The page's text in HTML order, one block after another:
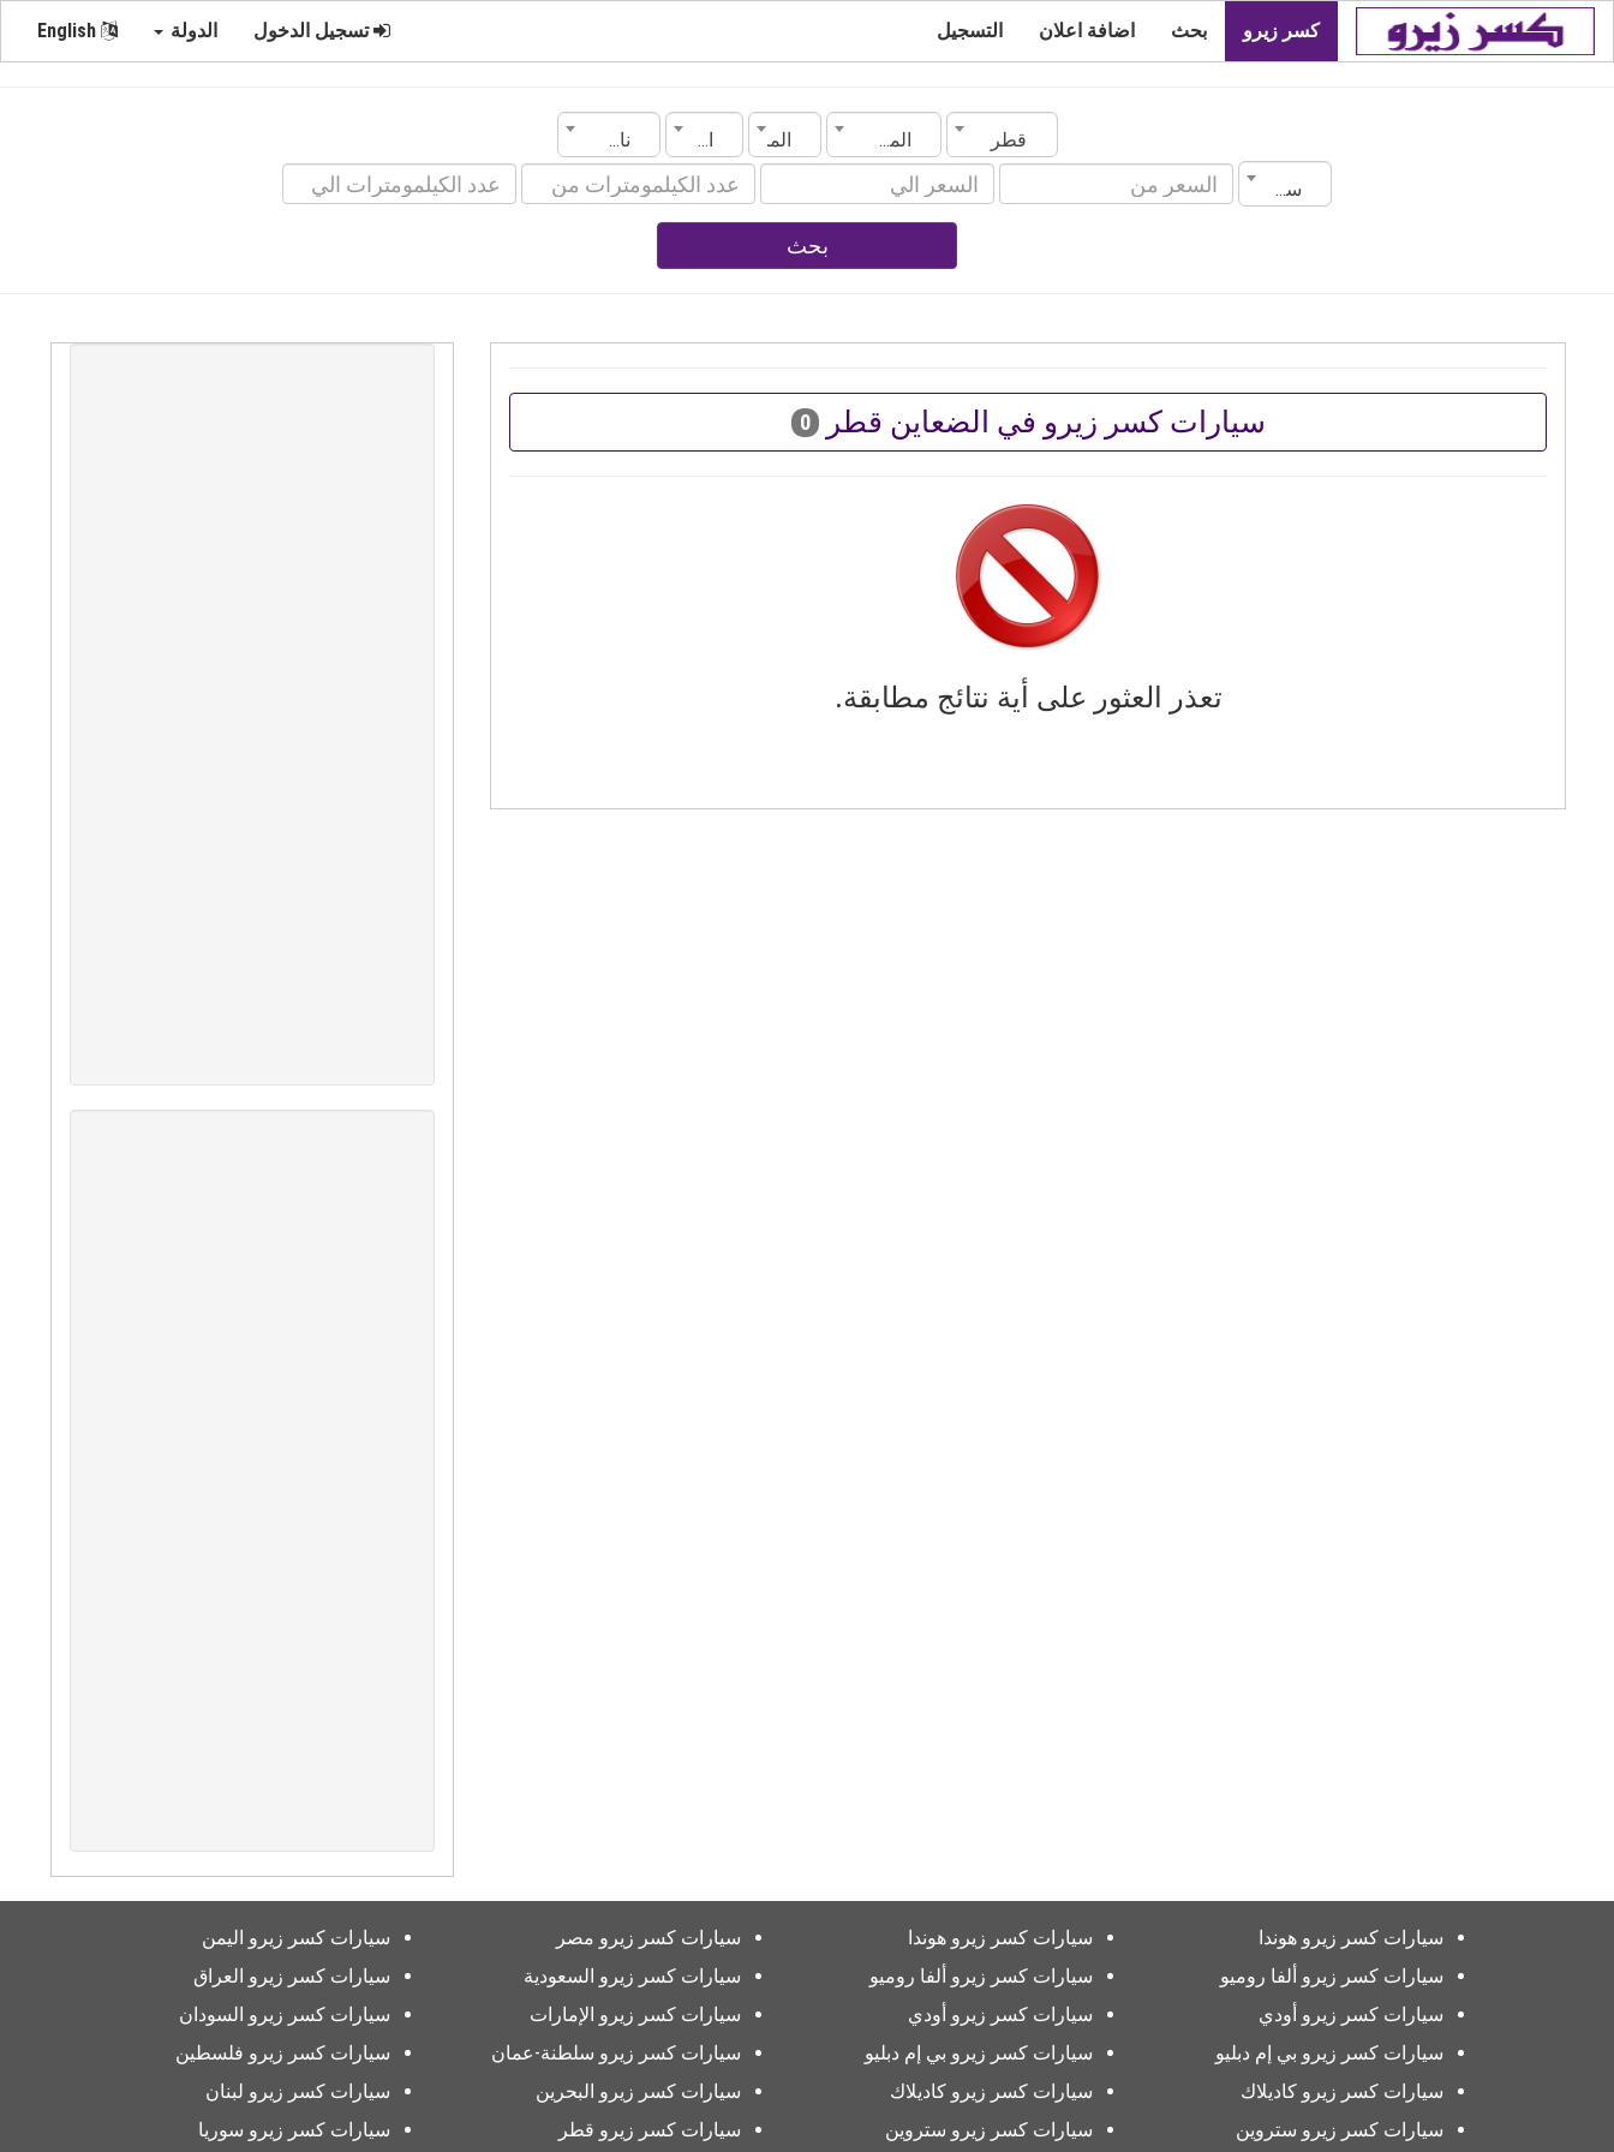
كسر زيرو بحث اضافة اعلان التسجيل تسجيل الدخول الدولة
قطر المدينة الماركة الموديل ناقل الحركة
سنة الصنع
بحث
سيارات كسر زيرو في الضعاين قطر 0
تعذر العثور على أية نتائج مطابقة.
سيارات كسر زيرو هوندا
سيارات كسر زيرو ألفا روميو
سيارات كسر زيرو أودي
سيارات كسر زيرو بي إم دبليو
سيارات كسر زيرو كاديلاك
سيارات كسر زيرو ستروين
سيارات كسر زيرو هوندا
سيارات كسر زيرو ألفا روميو
سيارات كسر زيرو أودي
سيارات كسر زيرو بي إم دبليو
سيارات كسر زيرو كاديلاك
سيارات كسر زيرو ستروين
سيارات كسر زيرو مصر
سيارات كسر زيرو السعودية
سيارات كسر زيرو الإمارات
سيارات كسر زيرو سلطنة-عمان
سيارات كسر زيرو البحرين
سيارات كسر زيرو قطر
سيارات كسر زيرو اليمن
سيارات كسر زيرو العراق
سيارات كسر زيرو السودان
سيارات كسر زيرو فلسطين
سيارات كسر زيرو لبنان
سيارات كسر زيرو سوريا